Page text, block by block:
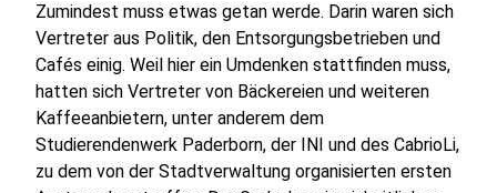
Zumindest muss etwas getan werde. Darin waren sich
Vertreter aus Politik, den Entsorgungsbetrieben und
Cafés einig. Weil hier ein Umdenken stattfinden muss,
hatten sich Vertreter von Bäckereien und weiteren
Kaffeeanbietern, unter anderem dem
Studierendenwerk Paderborn, der INI und des CabrioLi,
zu dem von der Stadtverwaltung organisierten ersten